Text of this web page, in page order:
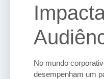
No mundo
desempenham um